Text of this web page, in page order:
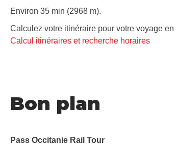
Environ 35 min (2968 m).
Calculez votre itinéraire pour votre voyage
Calcul itinéraires et recherche horaires
Bon plan
Pass Occitanie Rail Tour​